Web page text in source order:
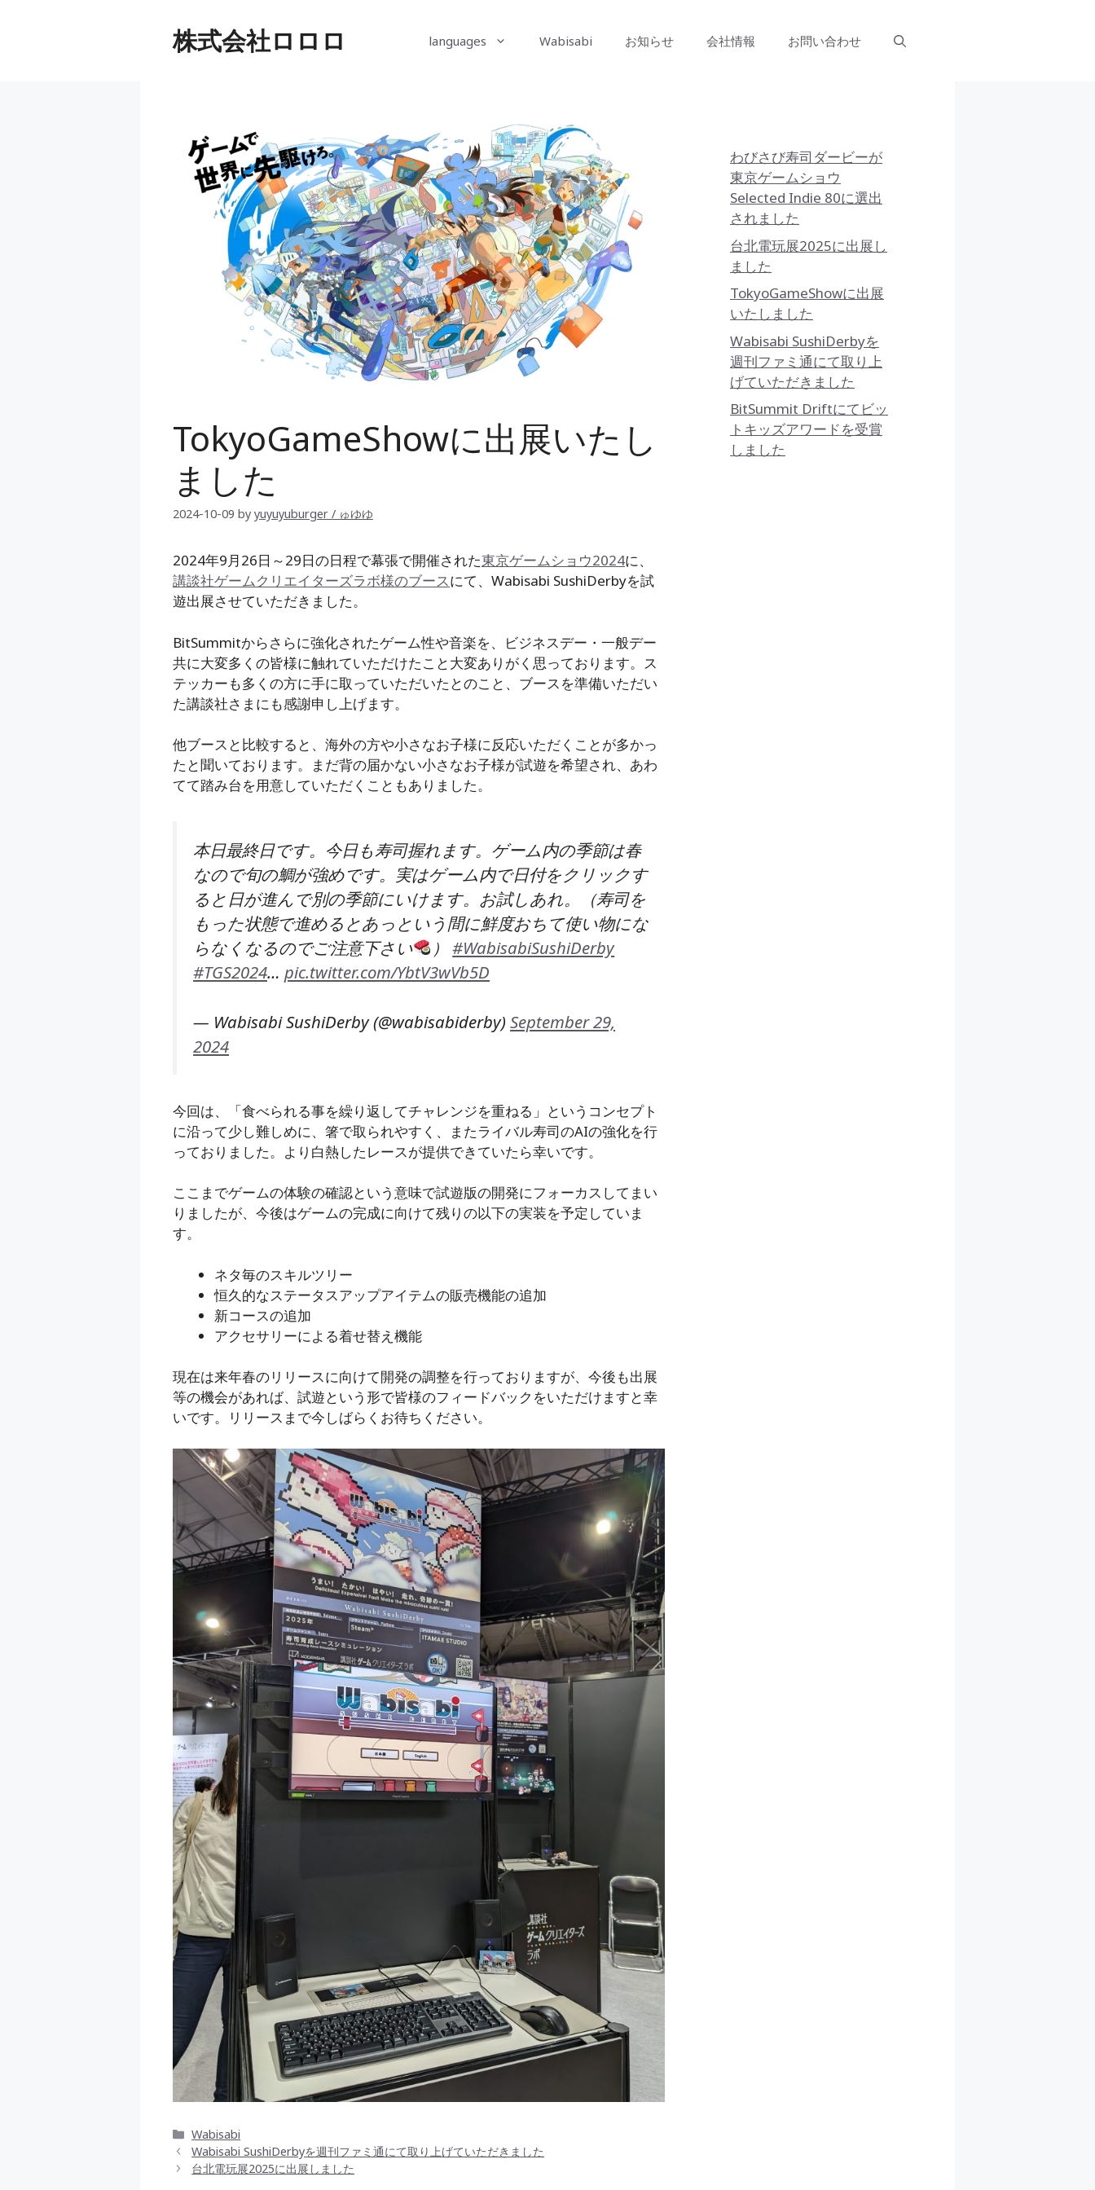
株式会社ロロロ languages Wabisabi お知らせ 会社情報 お問い合わせ
TokyoGameShowに出展いたし
ました
2024-10-09 by yuyuyuburger / ゅゆゆ
2024年9月26日～29日の日程で幕張で開催された東京ゲームショウ2024に、
講談社ゲームクリエイターズラボ様のブースにて、Wabisabi SushiDerbyを試
遊出展させていただきました。
BitSummitからさらに強化されたゲーム性や音楽を、ビジネスデー・一般デー
共に大変多くの皆様に触れていただけたこと大変ありがく思っております。ス
テッカーも多くの方に手に取っていただいたとのこと、ブースを準備いただい
た講談社さまにも感謝申し上げます。
他ブースと比較すると、海外の方や小さなお子様に反応いただくことが多かっ
たと聞いております。まだ背の届かない小さなお子様が試遊を希望され、あわ
てて踏み台を用意していただくこともありました。
本日最終日です。今日も寿司握れます。ゲーム内の季節は春
なので旬の鯛が強めです。実はゲーム内で日付をクリックす
ると日が進んで別の季節にいけます。お試しあれ。（寿司を
もった状態で進めるとあっという間に鮮度おちて使い物にな
らなくなるのでご注意下さい
）#WabisabiSushiDerby
#TGS2024… pic.twitter.com/YbtV3wVb5D
— Wabisabi SushiDerby (@wabisabiderby) September 29,
2024
今回は、「食べられる事を繰り返してチャレンジを重ねる」というコンセプト
に沿って少し難しめに、箸で取られやすく、またライバル寿司のAIの強化を行
っておりました。より白熱したレースが提供できていたら幸いです。
ここまでゲームの体験の確認という意味で試遊版の開発にフォーカスしてまい
りましたが、今後はゲームの完成に向けて残りの以下の実装を予定していま
す。
ネタ毎のスキルツリー
恒久的なステータスアップアイテムの販売機能の追加
新コースの追加
アクセサリーによる着せ替え機能
現在は来年春のリリースに向けて開発の調整を行っておりますが、今後も出展
等の機会があれば、試遊という形で皆様のフィードバックをいただけますと幸
いです。リリースまで今しばらくお待ちください。
カ
テ
ゴ
Wabisabi
Wabisabi SushiDerbyを週刊ファミ通にて取り上げていただきました
台北電玩展2025に出展しました
わびさび寿司ダービーが
東京ゲームショウ
Selected Indie 80に選出
されました
台北電玩展2025に出展し
ました
TokyoGameShowに出展
いたしました
Wabisabi SushiDerbyを
週刊ファミ通にて取り上
げていただきました
BitSummit Driftにてビッ
トキッズアワードを受賞
しました